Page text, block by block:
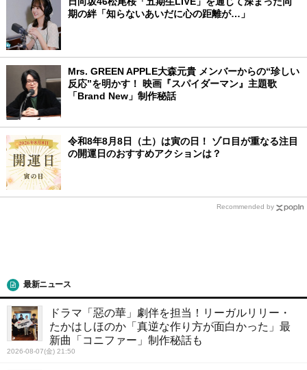
期の絆「知らないあいだに心の距離が…」
Mrs. GREEN APPLE大森元貴 メンバーからの“珍しい
反応”を明かす！ 映画『スパイダーマン』主題歌
「Brand New」制作秘話
令和8年8月8日（土）は寅の日！ ゾロ目が重なる注目
の開運日のおすすめアクションは？
Recommended by
最新ニュース
ドラマ「惡の華」劇伴を担当！リーガルリリー・
たかはしほのか「真逆な作り方が面白かった」最
新曲「コニファー」制作秘話も
2026-08-07(金) 21:50